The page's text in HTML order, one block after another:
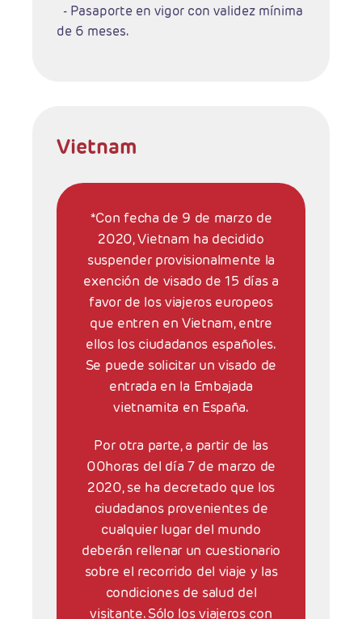
- Pasaporte en vigor con validez mínima
de 6 meses.
Vietnam
*Con fecha de 9 de marzo de
2020, Vietnam ha decidido
suspender provisionalmente la
exención de visado de 15 días a
favor de los viajeros europeos
que entren en Vietnam, entre
ellos los ciudadanos españoles.
Se puede solicitar un visado de
entrada en la Embajada
vietnamita en España.
Por otra parte, a partir de las
00horas del día 7 de marzo de
2020, se ha decretado que los
ciudadanos provenientes de
cualquier lugar del mundo
deberán rellenar un cuestionario
sobre el recorrido del viaje y las
condiciones de salud del
visitante. Sólo los viajeros con